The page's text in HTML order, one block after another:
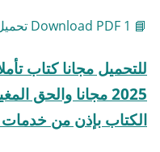
📘 Download PDF 1 تحميل
للتحميل مجانا كتاب
2025 مجانا والحق
الكتاب بإذن من